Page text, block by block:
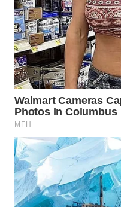
KONSUMEN
WAHANA
LISTRIK
WAHANA
TRAVEL
WAHANA
TV
WAHANANEWS
ID